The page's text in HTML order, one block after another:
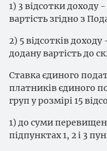
1) 3 відсотки доходу
вартість згідно з
2) 5 відсотків
додану вартість до
Ставка єдиного
платників єдиного
груп у розмірі 15
1) до суми
підпунктах 1, 2 і 3